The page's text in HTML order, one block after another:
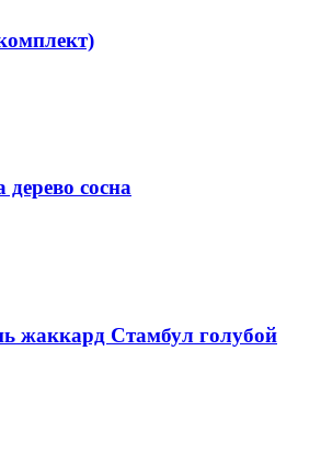
сосна
жаккард Стамбул голубой